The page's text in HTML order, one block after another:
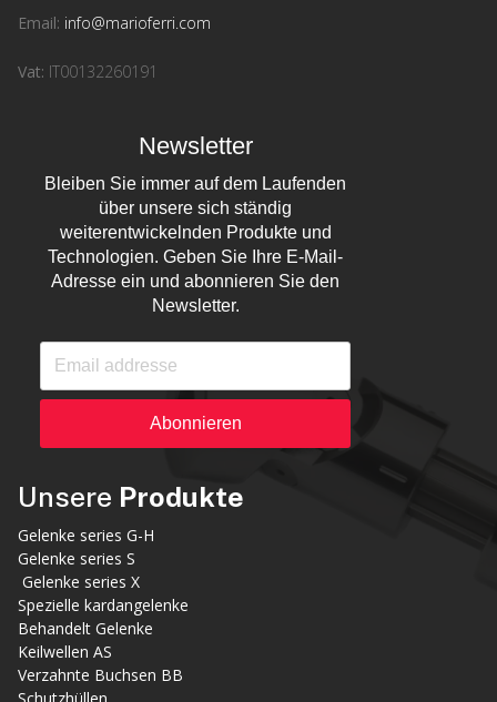
Email: info@marioferri.com
Vat: IT00132260191
Newsletter
Bleiben Sie immer auf dem Laufenden
über unsere sich ständig
weiterentwickelnden Produkte und
Technologien. Geben Sie Ihre E-Mail-
Adresse ein und abonnieren Sie den
Newsletter.
Abonnieren
Unsere Produkte
Gelenke series G-H
Gelenke series S
Gelenke series X
Spezielle kardangelenke
Behandelt Gelenke
Keilwellen AS
Verzahnte Buchsen BB